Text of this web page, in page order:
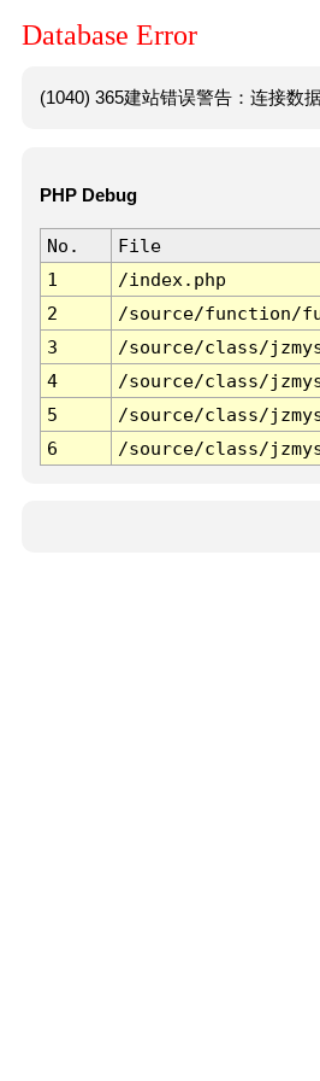
Database Error
(1040) 365建站错误警告：连接数
PHP Debug
No. File
1
/index.php
2
/source/function/
3
/source/class/
4
/source/class/
5
/source/class/
6
/source/class/